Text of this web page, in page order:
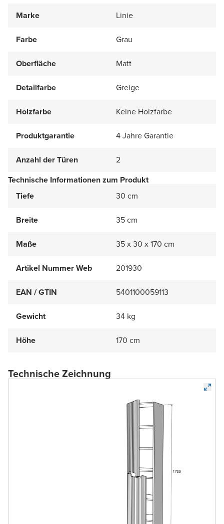
Marke Linie
Farbe Grau
Oberfläche Matt
Detailfarbe Greige
Holzfarbe Keine Holzfarbe
Produktgarantie 4 Jahre Garantie
Anzahl der Türen
2
Technische Informationen zum Produkt
Tiefe
30 cm
Breite 35 cm
Maße 35 x 30 x 170 cm
Artikel Nummer Web 201930
EAN / GTIN 5401100059113
Gewicht 34 kg
Höhe 170 cm
Technische Zeichnung